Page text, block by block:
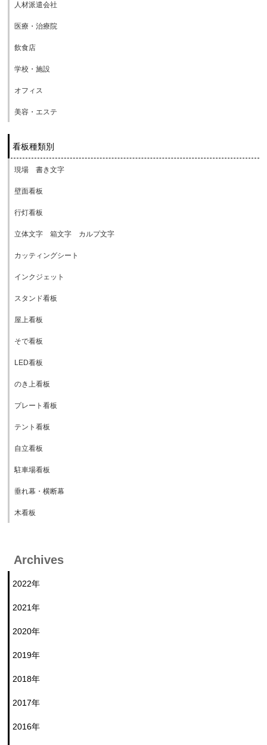
人材派遣会社
医療・治療院
飲食店
学校・施設
オフィス
美容・エステ
看板種類別
現場 書き文字
壁面看板
行灯看板
立体文字 箱文字 カルプ文字
カッティングシート
インクジェット
スタンド看板
屋上看板
そで看板
LED看板
のき上看板
プレート看板
テント看板
自立看板
駐車場看板
垂れ幕・横断幕
木看板
Archives
2022年
2021年
2020年
2019年
2018年
2017年
2016年